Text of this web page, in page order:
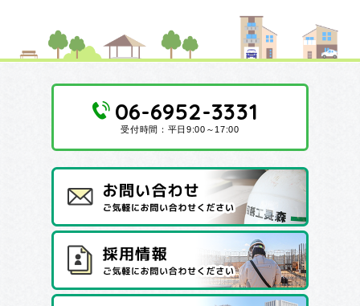
06-6952-3331
受付時間：平日9:00～17:00